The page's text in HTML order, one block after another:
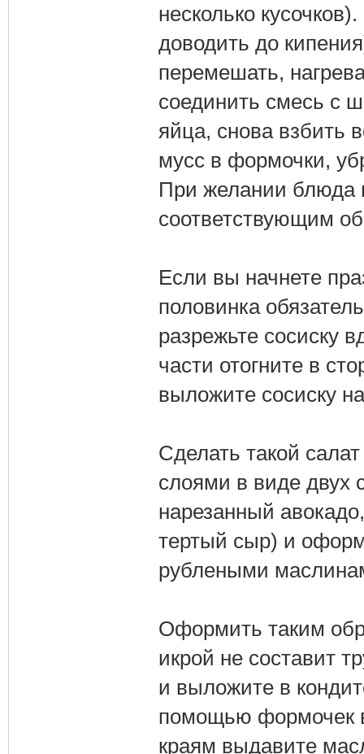
несколько
доводить до
перемешать,
соединить смесь с
яйца, снова взбить
мусс в формочки,
При желании блюда
соответствующим
Если вы начнете
половинка
разрежьте сосиску
части отогните в
выложите сосиску
Сделать такой
слоями в виде двух
нарезанный
тертый сыр) и
рублеными
Оформить таким
икрой не составит
и выложите в
помощью формочек
краям выдавите